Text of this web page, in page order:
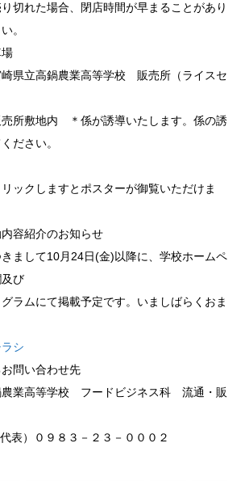
た場合、閉店時間が早まることがあり
。
立高鍋農業高等学校 販売所（ライスセ
敷地内 ＊係が誘導いたします。係の誘
ださい。
ックしますとポスターが御覧いただけま
容紹介のお知らせ
して10月24日(金)以降に、学校ホームペ
び
ムにて掲載予定です。いましばらくおま
シ
問い合わせ先
高等学校 フードビジネス科 流通・販
）０９８３－２３－０００２